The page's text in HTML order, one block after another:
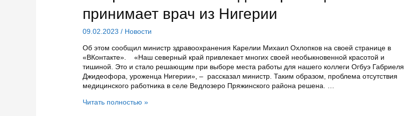
принимает врач из Нигерии
09.02.2023 / Новости
Об этом сообщил министр здравоохранения Карелии Михаил Охлопков на своей странице в
«ВКонтакте». «Наш северный край привлекает многих своей необыкновенной красотой и
тишиной. Это и стало решающим при выборе места работы для нашего коллеги Огбуэ Габриеля
Джидеофора, уроженца Нигерии», – рассказал министр. Таким образом, проблема отсутствия
медицинского работника в селе Ведлозеро Пряжинского района решена. …
В
Читать полностью »